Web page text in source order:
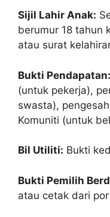
Sijil Lahir Anak:
berumur 18 tahun
atau surat
Bukti Pendapatan:
(untuk pekerja),
swasta),
Komuniti (untuk
Bil Utiliti: Bukti
Bukti Pemilih
atau cetak dari